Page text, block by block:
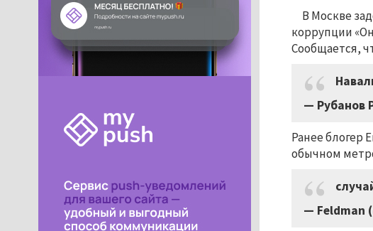
В Москве
коррупции
Сообщается,
— Рубанов
Ранее блогер
обычном
— Feldman